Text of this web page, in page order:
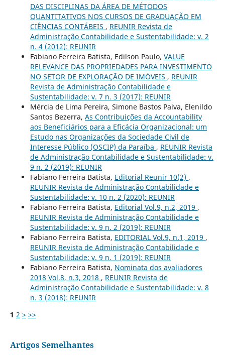
DAS DISCIPLINAS DA ÁREA DE MÉTODOS
QUANTITATIVOS NOS CURSOS DE GRADUAÇÃO EM
CIÊNCIAS CONTÁBEIS , REUNIR Revista de
Administração Contabilidade e Sustentabilidade: v. 2
n. 4 (2012): REUNIR
Fabiano Ferreira Batista, Edilson Paulo, VALUE
RELEVANCE DAS PROPRIEDADES PARA INVESTIMENTO
NO SETOR DE EXPLORAÇÃO DE IMÓVEIS , REUNIR
Revista de Administração Contabilidade e
Sustentabilidade: v. 7 n. 3 (2017): REUNIR
Mércia de Lima Pereira, Simone Bastos Paiva, Elenildo
Santos Bezerra, As Contribuições da Accountability
aos Beneficiários para a Eficácia Organizacional: um
Estudo nas Organizações da Sociedade Civil de
Interesse Público (OSCIP) da Paraíba , REUNIR Revista
de Administração Contabilidade e Sustentabilidade: v.
9 n. 2 (2019): REUNIR
Fabiano Ferreira Batista, Editorial Reunir 10(2) ,
REUNIR Revista de Administração Contabilidade e
Sustentabilidade: v. 10 n. 2 (2020): REUNIR
Fabiano Ferreira Batista, Editorial Vol.9, n.2, 2019 ,
REUNIR Revista de Administração Contabilidade e
Sustentabilidade: v. 9 n. 2 (2019): REUNIR
Fabiano Ferreira Batista, EDITORIAL Vol.9, n.1, 2019 ,
REUNIR Revista de Administração Contabilidade e
Sustentabilidade: v. 9 n. 1 (2019): REUNIR
Fabiano Ferreira Batista, Nominata dos avaliadores
2018 Vol.8, n.3, 2018 , REUNIR Revista de
Administração Contabilidade e Sustentabilidade: v. 8
n. 3 (2018): REUNIR
1 2 > >>
Artigos Semelhantes